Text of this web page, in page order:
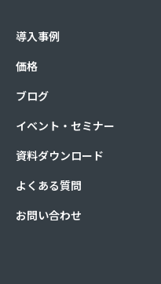
導入事例
価格
ブログ
イベント・セミナー
資料ダウンロード
よくある質問
お問い合わせ